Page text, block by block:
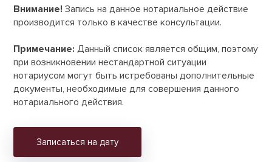
Внимание! Запись на данное нотариальное действие
производится только в качестве консультации.
Примечание: Данный список является общим, поэтому
при возникновении нестандартной ситуации
нотариусом могут быть истребованы дополнительные
документы, необходимые для совершения данного
нотариального действия.
Записаться на дату